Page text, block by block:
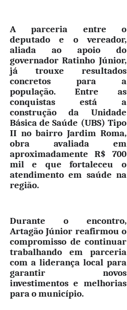
A parceria entre o
deputado e o vereador,
aliada ao apoio do
governador Ratinho Júnior,
já trouxe resultados
concretos para a
população. Entre as
conquistas está a
construção da Unidade
Básica de Saúde (UBS) Tipo
II no bairro Jardim Roma,
obra avaliada em
aproximadamente R$ 700
mil e que fortaleceu o
atendimento em saúde na
região.
Durante o encontro,
Artagão Júnior reafirmou o
compromisso de continuar
trabalhando em parceria
com a liderança local para
garantir novos
investimentos e melhorias
para o município.